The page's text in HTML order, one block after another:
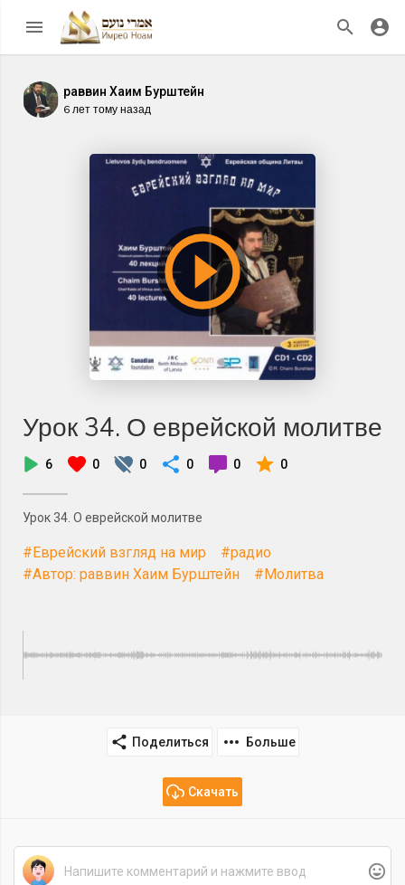
раввин Хаим Бурштейн
6 лет тому назад
Урок 34. О еврейской молитве
6 0 0 0 0 0
Урок 34. О еврейской молитве
#Еврейский взгляд на мир
#радио
#Автор: раввин Хаим Бурштейн
#Молитва
Поделиться Больше
Скачать